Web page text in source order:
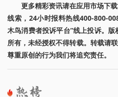
更多精彩资讯请在应用市场下
线索，24小时报料热线400-800-
木鸟消费者投诉平台”线上投诉。
所有，未经授权不得转载。转载请
尊重原创的行为我们将追究责任。